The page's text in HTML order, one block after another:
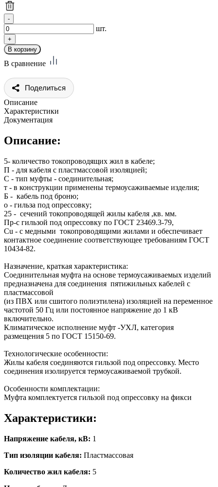
шт.
В сравнение
Поделиться
Описание
Характеристики
Документация
Описание:
5- количество токопроводящих жил в кабеле;
П - для кабеля с пластмассовой изоляцией;
С - тип муфты - соединительная;
т - в конструкции применены термоусаживаемые изделия;
Б - кабель под броню;
о - гильза под опрессовку;
25 - сечений токопроводящей жилы кабеля ,кв. мм.
Пр-с гильзой под опрессовку по ГОСТ 23469.3-79,
Cu - с медными токопроводящими жилами и обеспечивает
контактное соединение соответствующее требованиям ГОСТ
10434-82.
Назначение, краткая характеристика:
Соединительная муфта на основе термоусаживаемых изделий
предназначена для соединения пятижильных кабелей с
пластмассовой
(из ПВХ или сшитого полиэтилена) изоляцией на переменное
частотой 50 Гц или постоянное напряжение до 1 кВ
включительно.
Климатическое исполнение муфт -УХЛ, категория
размещения 5 по ГОСТ 15150-69.
Технологические особенности:
Жилы кабеля соединяются гильзой под опрессовку. Место
соединения изолируется термоусаживаемой трубкой.
Особенности комплектации:
Муфта комплектуется гильзой под опрессовку на фикси
Характеристики:
Напряжение кабеля, кВ: 1
Тип изоляции кабеля: Пластмассовая
Количество жил кабеля: 5